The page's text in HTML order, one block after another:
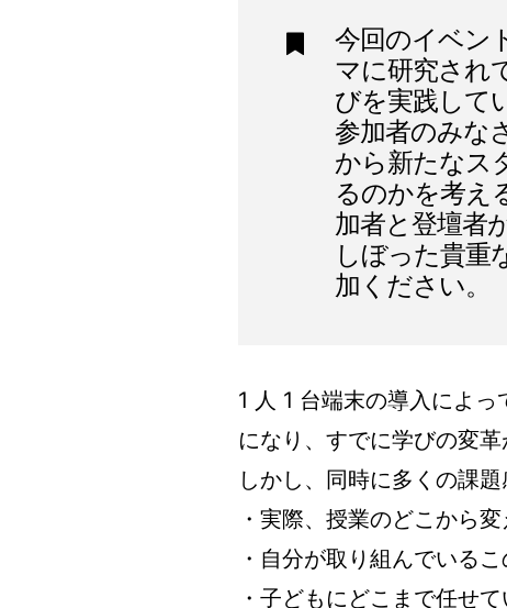
今回のイベン
マに研究され
びを実践して
参加者のみな
から新たなス
るのかを考え
加者と登壇者
しぼった貴重
加ください。
1 人 1 台端末の導入によ
になり、すでに学びの変
しかし、同時に多くの課題
・実際、授業のどこから
・自分が取り組んでいる
・子どもにどこまで任せ